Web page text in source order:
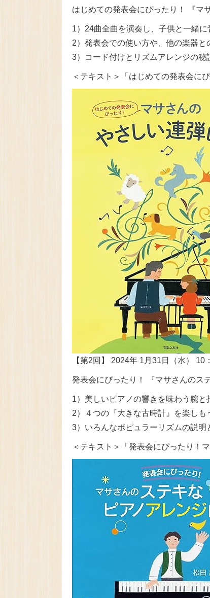
はじめての発表会にぴったり！ 『マ
1）24曲全曲を演奏し、子供と一緒に
2）発表会での使い方や、他の楽器と
3）コード付けとリズムアレンジの秘
＜テキスト＞「はじめての発表会に
【第2回】 2024年 1月31日（水） 10
発表会にぴったり！ 『マサさんのス
1）美しいピアノの響きを味わう腕と
2）４つの『大きな古時計』を楽しも
3）いろんなポピュラーリズムの説
＜テキスト＞「発表会にぴったり！